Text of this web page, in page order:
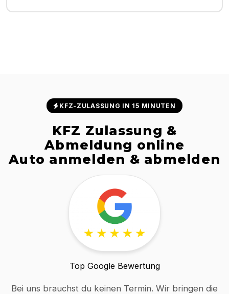
KFZ-ZULASSUNG IN 15 MINUTEN
KFZ Zulassung &
Abmeldung online
Auto anmelden & abmelden
Top Google Bewertung
Bei uns brauchst du keinen Termin. Wir bringen die